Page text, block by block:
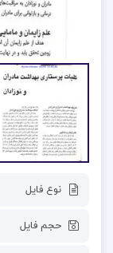
نوع فایل
حجم فایل